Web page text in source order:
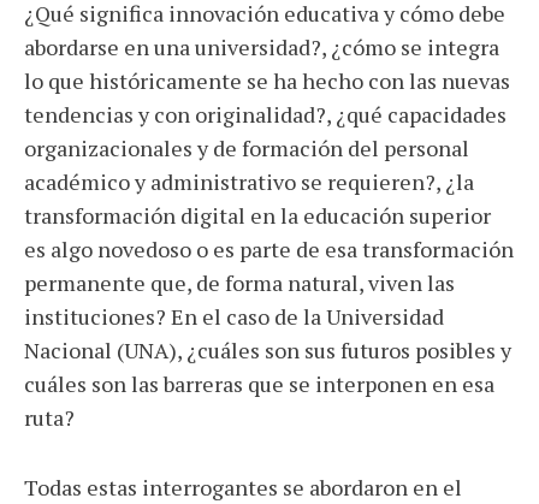
¿Qué significa innovación educativa y cómo debe
abordarse en una universidad?, ¿cómo se integra
lo que históricamente se ha hecho con las nuevas
tendencias y con originalidad?, ¿qué capacidades
organizacionales y de formación del personal
académico y administrativo se requieren?, ¿la
transformación digital en la educación superior
es algo novedoso o es parte de esa transformación
permanente que, de forma natural, viven las
instituciones? En el caso de la Universidad
Nacional (UNA), ¿cuáles son sus futuros posibles y
cuáles son las barreras que se interponen en esa
ruta?
Todas estas interrogantes se abordaron en el